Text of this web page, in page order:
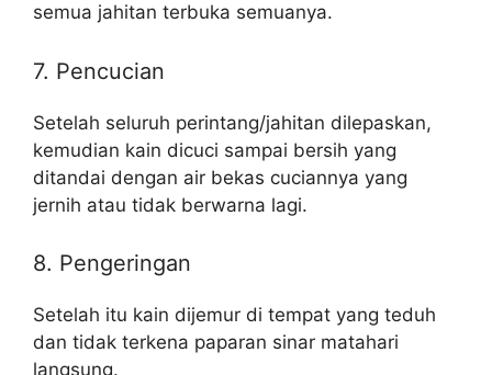
semua jahitan terbuka semuanya.
7. Pencucian
Setelah seluruh perintang/jahitan dilepaskan,
kemudian kain dicuci sampai bersih yang
ditandai dengan air bekas cuciannya yang
jernih atau tidak berwarna lagi.
8. Pengeringan
Setelah itu kain dijemur di tempat yang teduh
dan tidak terkena paparan sinar matahari
langsung.